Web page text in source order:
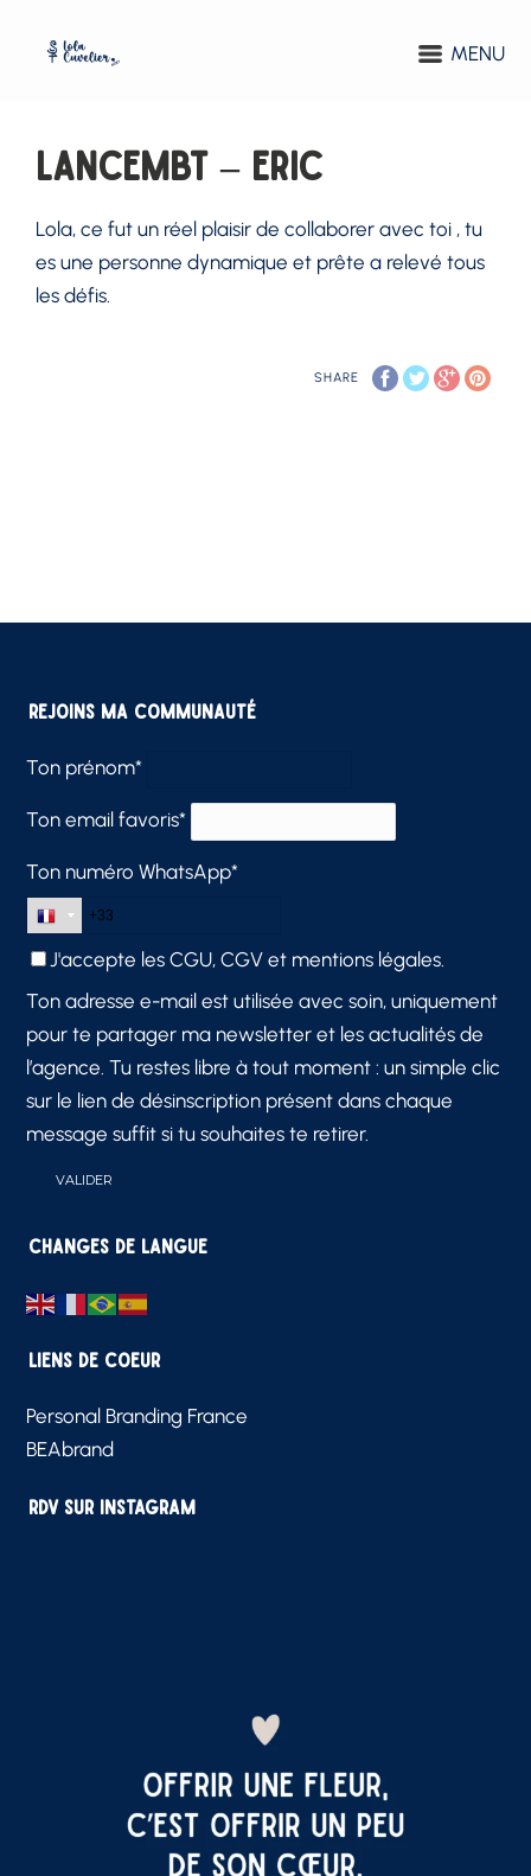
MENU
LAncembt – Eric
Lola, ce fut un réel plaisir de collaborer avec toi , tu
es une personne dynamique et prête a relevé tous
les défis.
SHARE
Rejoins ma communauté
Ton prénom*
Ton email favoris*
Ton numéro WhatsApp*
J'accepte lesCGU, CGV et mentions légales.
Ton adresse e-mail est utilisée avec soin, uniquement
pour te partager ma newsletter et les actualités de
l’agence. Tu restes libre à tout moment : un simple clic
sur le lien de désinscription présent dans chaque
message suffit si tu souhaites te retirer.
Changes de langue
Liens de Coeur
Personal Branding France
BEAbrand
RDV sur Instagram